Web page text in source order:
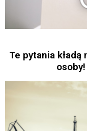
Te pytania kładą